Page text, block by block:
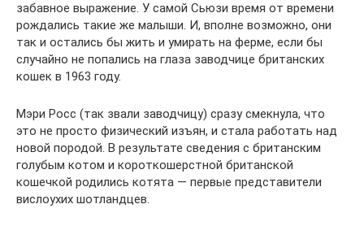
забавное выражение. У самой Сьюзи время от времени
рождались такие же малыши. И, вполне возможно, они
так и остались бы жить и умирать на ферме, если бы
случайно не попались на глаза заводчице британских
кошек в 1963 году.
Мэри Росс (так звали заводчицу) сразу смекнула, что
это не просто физический изъян, и стала работать над
новой породой. В результате сведения с британским
голубым котом и короткошерстной британской
кошечкой родились котята — первые представители
вислоухих шотландцев.